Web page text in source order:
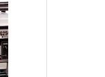
com que
funcionar
o
outras